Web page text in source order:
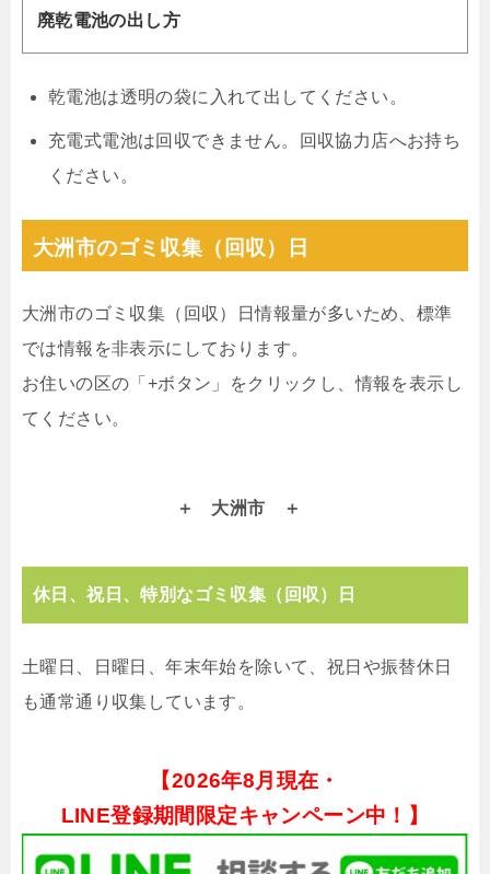
廃乾電池の出し方
乾電池は透明の袋に入れて出してください。
充電式電池は回収できません。回収協力店へお持ち
ください。
大洲市のゴミ収集（回収）日
大洲市のゴミ収集（回収）日情報量が多いため、標準
では情報を非表示にしております。
お住いの区の「+ボタン」をクリックし、情報を表示し
てください。
大洲市
休日、祝日、特別なゴミ収集（回収）日
土曜日、日曜日、年末年始を除いて、祝日や振替休日
も通常通り収集しています。
【2026年8月現在・
LINE登録期間限定キャンペーン中！】